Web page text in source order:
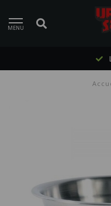
MENU